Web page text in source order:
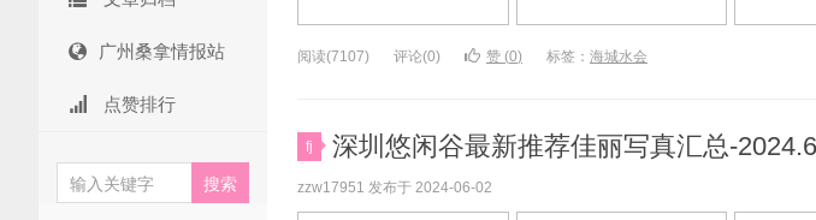
广州桑拿情报站
点赞排行
阅读(7107) 评论(0) 赞 (0) 标签： 海城水会
fj 深圳悠闲谷最新推荐佳丽写真汇总-
zzw17951 发布于 2024-06-02